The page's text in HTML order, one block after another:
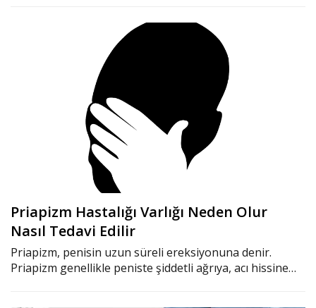
Priapizm Hastalığı Varlığı Neden Olur
Nasıl Tedavi Edilir
Priapizm, penisin uzun süreli ereksiyonuna denir.
Priapizm genellikle peniste şiddetli ağrıya, acı hissine…